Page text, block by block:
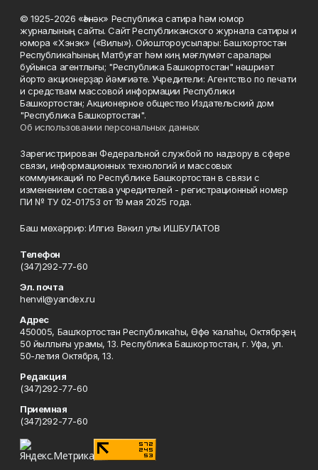
© 1925-2026 «Һәнәк» Республика сатира һәм юмор
журналының сайты. Сайт Республиканского журнала сатиры и
юмора «Хэнэк» («Вилы»). Ойоштороусылары: Башҡортостан
Республикаһының Матбуғат һәм киң мәғлүмәт саралары
буйынса агентлығы; "Республика Башкортостан" нәшриәт
йорто акционерҙар йәмғиәте. Учредители: Агентство по печати
и средствам массовой информации Республики
Башкортостан; Акционерное общество Издательский дом
"Республика Башкортостан".
Об использовании персональных данных
Зарегистрирован Федеральной службой по надзору в сфере
связи, информационных технологий и массовых
коммуникаций по Республике Башкортостан в связи с
изменением состава учредителей - регистрационный номер
ПИ № ТУ 02-01753 от 19 мая 2025 года.
Баш мөхәррир: Илгиз Вәкил улы ИШБУЛАТОВ
Телефон
(347)292-77-60
Эл. почта
henvil@yandex.ru
Адрес
450005, Башҡортостан Республикаһы, Өфө ҡалаһы, Октябрҙең
50 йыллығы урамы, 13. Республика Башкортостан, г. Уфа, ул.
50-летия Октября, 13.
Редакция
(347)292-77-60
Приемная
(347)292-77-60